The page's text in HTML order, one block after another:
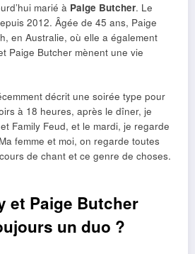
marié à Paige Butcher. Le
2012. Âgée de 45 ans, Paige
en Australie, où elle a également
Paige Butcher mènent une vie
décrit une soirée type pour
à 18 heures, après le dîner, je
Family Feud, et le mardi, je regarde
femme et moi, on regarde toutes
de chant et ce genre de choses.
et Paige Butcher
un duo ?